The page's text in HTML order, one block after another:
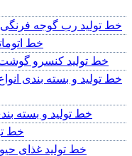
خط تولید رب گوجه
خط
خط تولید کنسرو گوشت
خط تولید و بسته بندی
خط تولید و بسته
خط
خط تولید غذای